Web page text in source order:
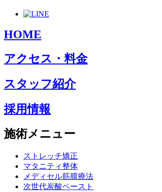
HOME
アクセス・料金
スタッフ紹介
採用情報
施術メニュー
ストレッチ矯正
マタニティ整体
メディセル筋膜療法
次世代炭酸ペースト